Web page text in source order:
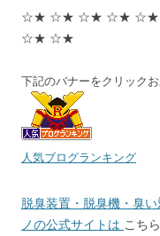
☆★ ☆★ ☆★ ☆★
☆★ ☆★
下記のバナーをクリック
人気ブログランキング
脱臭装置・脱臭機・臭
ノの公式サイトは こち